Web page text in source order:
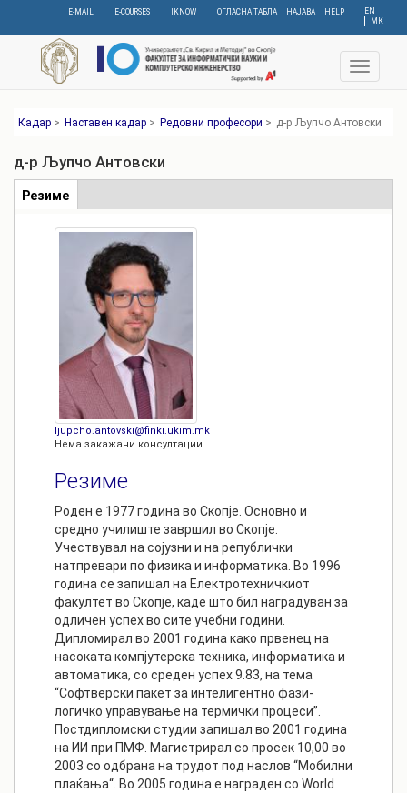
content
EN
МК
E-MAIL E-COURSES IKNOW ОГЛАСНА ТАБЛА НАЈАВА HELP
Toggle
Кадар > Наставен кадар > Редовни професори > д-р Љупчо Антовски
д-р Љупчо Антовски
Табови
Резиме
tab)
ljupcho.antovski@finki.ukim.mk
Нема закажани консултации
Резиме
Роден e 1977 година во Скопје. Основно и
средно училиште завршил во Скопје.
Учествувал на сојузни и на републички
натпревари по физика и информатика. Во 1996
година се запишал на Електротехничкиот
факултет во Скопје, каде што бил наградуван за
одличен успех во сите учебни години.
Дипломирал во 2001 година како првенец на
насоката компјутерска техника, информатика и
автоматика, со среден успех 9.83, на тема
“Софтверски пакет за интелигентно фази-
логичко управување на термички процеси”.
Постдипломски студии запишал во 2001 година
на ИИ при ПМФ. Магистрирал со просек 10,00 во
2003 со одбрана на трудот под наслов “Мобилни
плаќања“. Во 2005 година е награден со World